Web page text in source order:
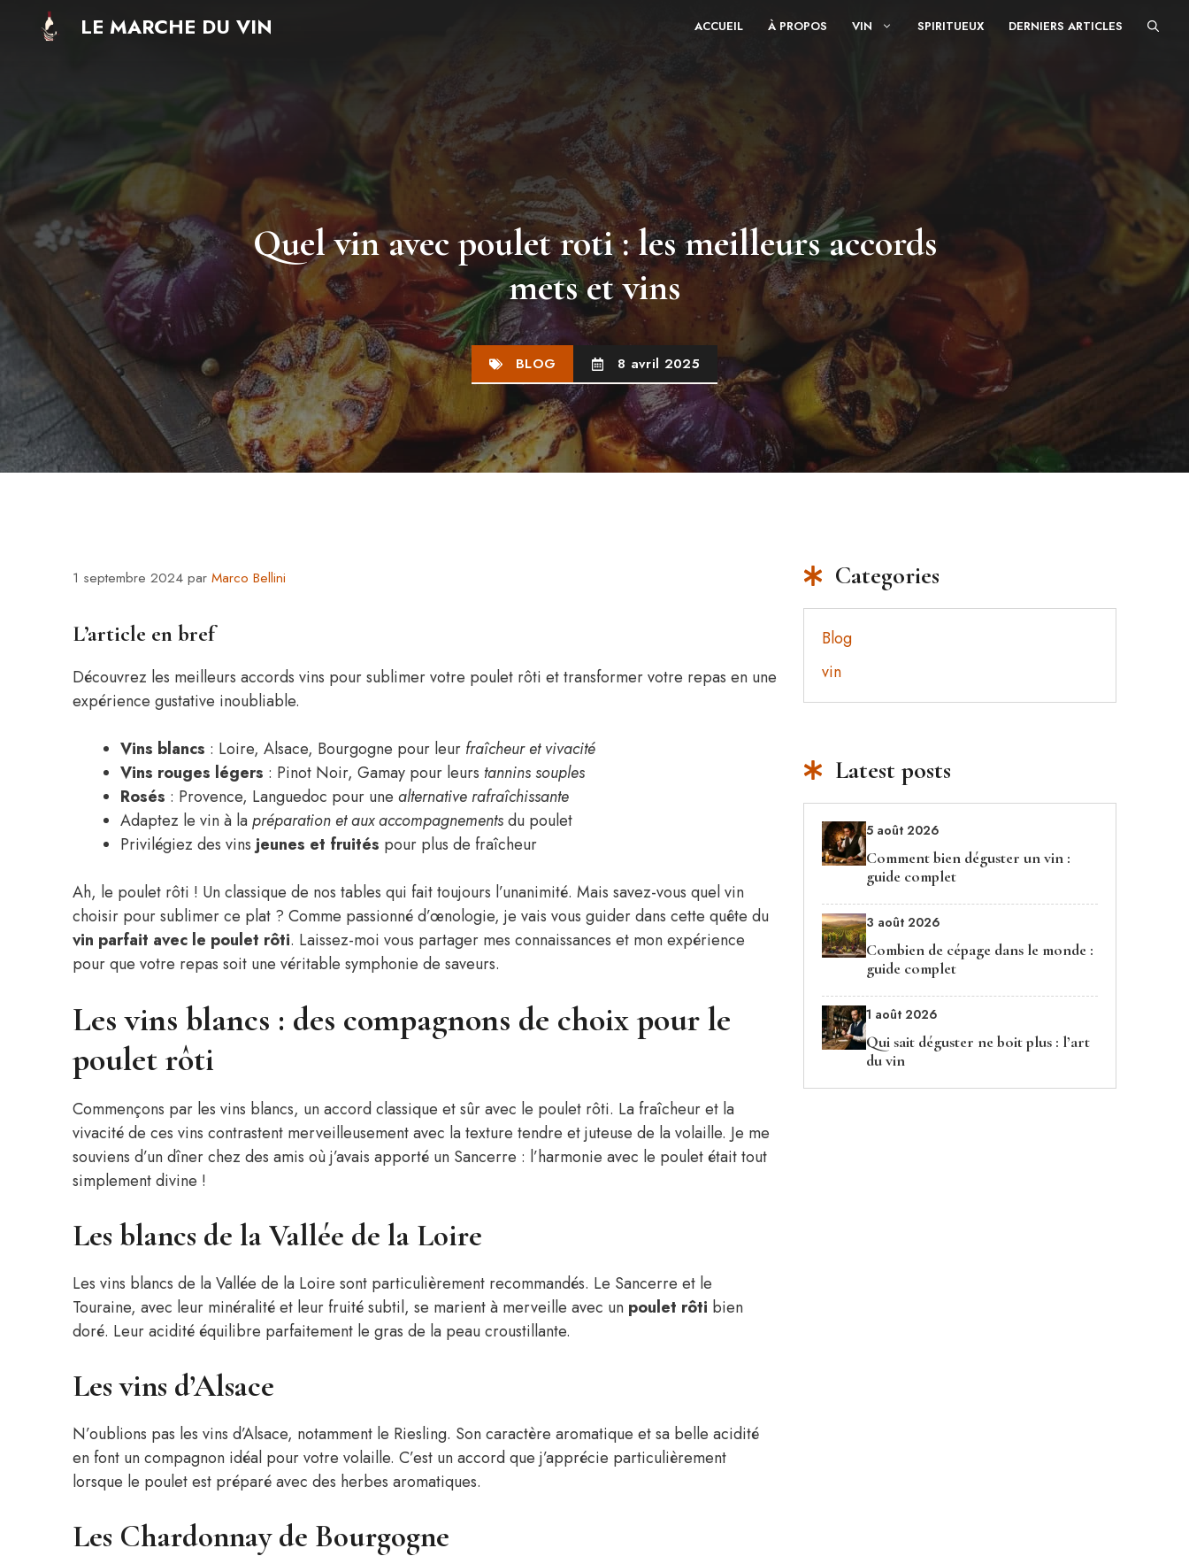
LE MARCHE DU VIN ACCUEIL À PROPOS VIN SPIRITUEUX DERNIERS ARTICLES
Quel vin avec poulet roti : les meilleurs accords
mets et vins
BLOG 8 avril 2025
1 septembre 2024 par Marco Bellini
L’article en bref
Découvrez les meilleurs accords vins pour sublimer votre poulet rôti et transformer votre repas en une
expérience gustative inoubliable.
Vins blancs : Loire, Alsace, Bourgogne pour leur fraîcheur et vivacité
Vins rouges légers : Pinot Noir, Gamay pour leurs tannins souples
Rosés : Provence, Languedoc pour une alternative rafraîchissante
Adaptez le vin à lapréparation et aux accompagnementsdu poulet
Privilégiez des vins jeunes et fruités pour plus de fraîcheur
Ah, le poulet rôti ! Un classique de nos tables qui fait toujours l’unanimité. Mais savez-vous quel vin
choisir pour sublimer ce plat ? Comme passionné d’œnologie, je vais vous guider dans cette quête du
vin parfait avec le poulet rôti. Laissez-moi vous partager mes connaissances et mon expérience
pour que votre repas soit une véritable symphonie de saveurs.
Les vins blancs : des compagnons de choix pour le
poulet rôti
Commençons par les vins blancs, un accord classique et sûr avec le poulet rôti. La fraîcheur et la
vivacité de ces vins contrastent merveilleusement avec la texture tendre et juteuse de la volaille. Je me
souviens d’un dîner chez des amis où j’avais apporté un Sancerre : l’harmonie avec le poulet était tout
simplement divine !
Les blancs de la Vallée de la Loire
Les vins blancs de la Vallée de la Loire sont particulièrement recommandés. Le Sancerre et le
Touraine, avec leur minéralité et leur fruité subtil, se marient à merveille avec un poulet rôti bien
doré. Leur acidité équilibre parfaitement le gras de la peau croustillante.
Les vins d’Alsace
N’oublions pas les vins d’Alsace, notamment le Riesling. Son caractère aromatique et sa belle acidité
en font un compagnon idéal pour votre volaille. C’est un accord que j’apprécie particulièrement
lorsque le poulet est préparé avec des herbes aromatiques.
Les Chardonnay de Bourgogne
Categories
Blog
vin
Latest posts
5 août 2026
Comment bien déguster un vin :
guide complet
3 août 2026
Combien de cépage dans le monde :
guide complet
1 août 2026
Qui sait déguster ne boit plus : l’art
du vin